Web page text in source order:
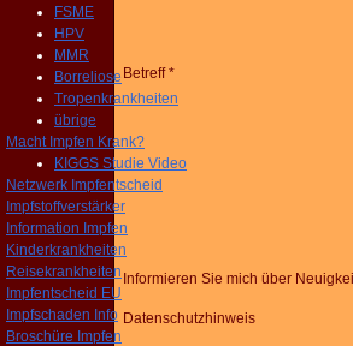
FSME
HPV
MMR
Borreliose
Tropenkrankheiten
übrige
Macht Impfen Krank?
KIGGS Studie Video
Netzwerk Impfentscheid
Impfstoffverstärker
Information Impfen
Kinderkrankheiten
Reisekrankheiten
Impfentscheid EU
Impfschaden Info
Broschüre Impfen
Betreff *
Informieren Sie mich über
Datenschutzhinweis